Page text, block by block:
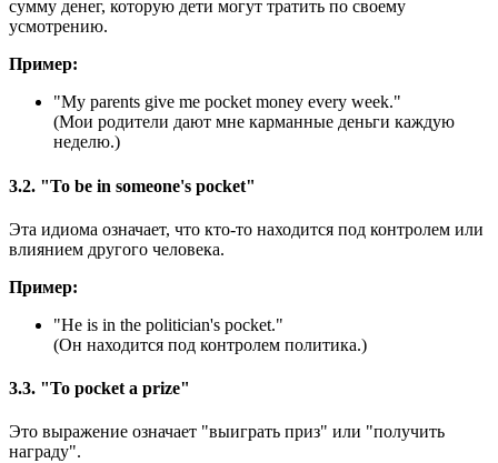
сумму денег, которую дети могут тратить по своему
усмотрению.
Пример:
"My parents give me pocket money every week."
(Мои родители дают мне карманные деньги каждую
неделю.)
3.2. "To be in someone's pocket"
Эта идиома означает, что кто-то находится под контролем или
влиянием другого человека.
Пример:
"He is in the politician's pocket."
(Он находится под контролем политика.)
3.3. "To pocket a prize"
Это выражение означает "выиграть приз" или "получить
награду".